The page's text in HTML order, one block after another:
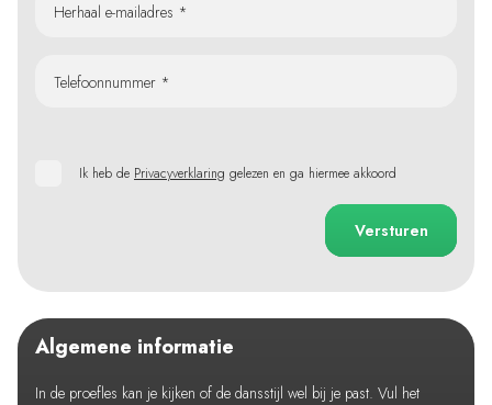
Algemene informatie
In de proefles kan je kijken of de dansstijl wel bij je past. Vul het
Herhaal e-mailadres *
Telefoonnummer *
Ik heb de Privacyverklaring gelezen en ga hiermee akkoord
Versturen